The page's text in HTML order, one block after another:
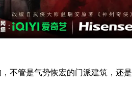
管是气势恢宏的门派建筑，还